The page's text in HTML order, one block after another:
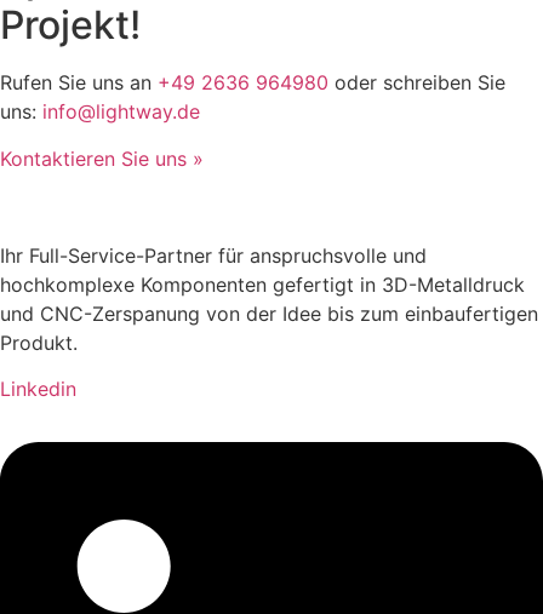
Projekt!
Rufen Sie uns an +49 2636 964980 oder schreiben Sie
uns: info@lightway.de
Kontaktieren Sie uns »
Ihr Full-Service-Partner für anspruchsvolle und
hochkomplexe Komponenten gefertigt in 3D-Metalldruck
und CNC-Zerspanung von der Idee bis zum einbaufertigen
Produkt.
Linkedin